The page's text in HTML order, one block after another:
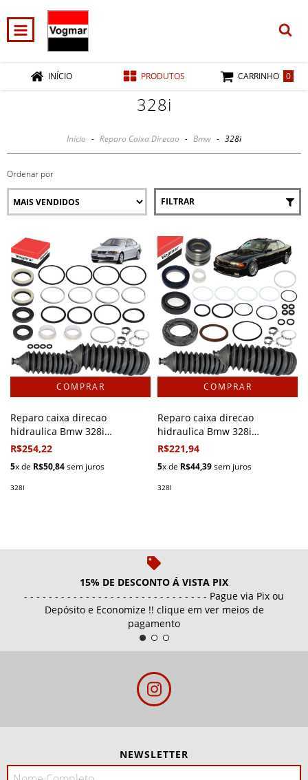
INÍCIO PRODUTOS CARRINHO 0
328i
Início - Reparo Caixa Direcao - Bmw - 328i
Ordenar por
FILTRAR
Reparo caixa direcao
hidraulica Bmw 328i
1999/2000
R$254,22
5x de R$50,84sem juros
328I
Reparo caixa direcao
hidraulica Bmw 328i
1996/1998
R$221,94
5x de R$44,39sem juros
328I
15% DE DESCONTO Á VISTA PIX
- - - - - - - - - - - - - - - - - - - - - - - - - - - - - - Pague via Pix ou
Depósito e Economize !! clique em ver meios de
pagamento
NEWSLETTER